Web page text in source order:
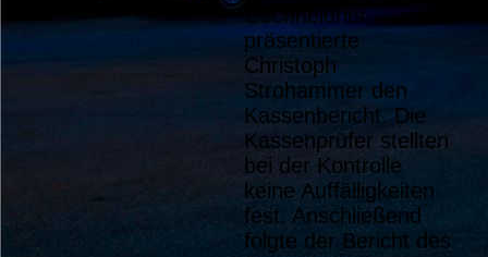
Gschneidner
präsentierte
Christoph
Strohammer den
Kassenbericht. Die
Kassenprüfer stellten
bei der Kontrolle
keine Auffälligkeiten
fest. Anschließend
folgte der Bericht des